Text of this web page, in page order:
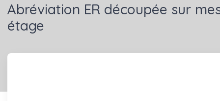
Abréviation ER découpée sur
étage